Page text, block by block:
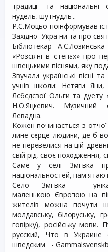
традиції та
нудель, шутнудль...
Р.С.Моцьо поінформував
Західної України та про
Бібліотекар
«Розсіяні в степах» про
швецькими піснями, яку
Звучали українські пісні
учнів школи: Нетяги
Лєбєдєвої Ольги та дуету
Н.О.Яцкевич. Музичний
Левадна.
Кожен починається з
лине серце людини, де б
не перевелися на цій
свій рід, своє походження,
Саме у селі Зміївка
національностей,
Село Зміївка -
маленькою Європою на
жителів можна почути
молдавську, білоруську,
говірку), російську
русский, Что в
шведским -